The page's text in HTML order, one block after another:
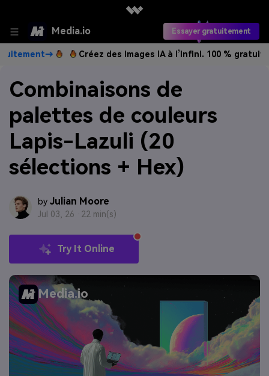
Media.io Essayer gratuitement
Créez des images IA à l’infini. 100 % gratuit!Créer
Combinaisons de
palettes de couleurs
Lapis-Lazuli (20
sélections + Hex)
by Julian Moore
Jul 03, 26 · 22 min(s)
Try It Online
Media.io